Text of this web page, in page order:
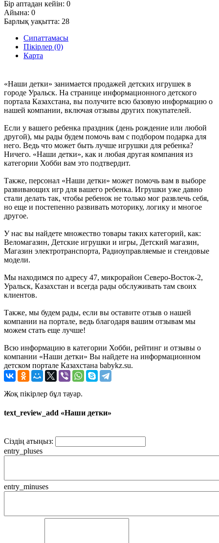
Бір аптадан кейін: 0
Айына: 0
Барлық уақытта: 28
Сипаттамасы
Пікірлер (0)
Карта
«Наши детки» занимается продажей детских игрушек в
городе Уральск. На странице информационного детского
портала Казахстана, вы получите всю базовую информацию о
нашей компании, включая отзывы других покупателей.
Если у вашего ребенка праздник (день рождение или любой
другой), мы рады будем помочь вам с подбором подарка для
него. Ведь что может быть лучше игрушки для ребенка?
Ничего. «Наши детки», как и любая другая компания из
категории Хобби вам это подтвердит.
Также, персонал «Наши детки» может помочь вам в выборе
развивающих игр для вашего ребенка. Игрушки уже давно
стали делать так, чтобы ребенок не только мог развлечь себя,
но еще и постепенно развивать моторику, логику и многое
другое.
У нас вы найдете множество товары таких категорий, как:
Веломагазин, Детские игрушки и игры, Детский магазин,
Магазин электротранспорта, Радиоуправляемые и стендовые
модели.
Мы находимся по адресу 47, микрорайон Северо-Восток-2,
Уральск, Казахстан и всегда рады обслуживать там своих
клиентов.
Также, мы будем рады, если вы оставите отзыв о нашей
компании на портале, ведь благодаря вашим отзывам мы
можем стать еще лучше!
Всю информацию в категории Хобби, рейтинг и отзывы о
компании «Наши детки» Вы найдете на информационном
детском портале Казахстана babykz.su.
Жоқ пікірлер бұл тауар.
text_review_add «Наши детки»
Сіздің атыңыз:
entry_pluses
entry_minuses